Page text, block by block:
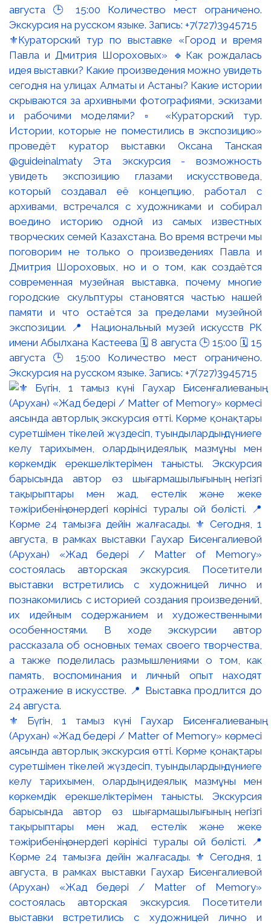
⚜️Кураторский тур по выставке «Город и время
Павла и Дмитрия Шороховых» 🔹Как рождалась
идея выставки? Какие произведения можно увидеть
сегодня на улицах Алматы и Астаны? Какие истории
скрываются за архивными фотографиями, эскизами
и рабочими моделями? ▫️ «Кураторский тур.
Истории, которые не поместились в экспозицию»
проведёт куратор выставки Оксана Танская
@guideinalmaty Эта экскурсия - возможность
увидеть экспозицию глазами искусствоведа,
который создавал её концепцию, работал с
архивами, встречался с художниками и собирал
воедино историю одной из самых известных
творческих семей Казахстана. Во время встречи мы
поговорим не только о произведениях Павла и
Дмитрия Шороховых, но и о том, как создаётся
современная музейная выставка, почему многие
городские скульптуры становятся частью нашей
памяти и что остаётся за пределами музейной
экспозиции. 📍 Национальный музей искусств РК
имени Абылхана Кастеева 🗓 8 августа 🕒 15:00 🗓 15
августа 🕒 15:00 Количество мест ограничено.
Экскурсия на русском языке. Запись: +7(727)3945715
⚜️ Бүгін, 1 тамыз күні Гаухар Бисенғалиеваның
(Арухан) «Жад бедері / Matter of Memory» көрмесі
аясында авторлық экскурсия өтті. Көрме қонақтары
суретшімен тікелей жүздесіп, туындылардың дүниеге
келу тарихымен, олардың идеялық мазмұны мен
көркемдік ерекшеліктерімен танысты. Экскурсия
барысында автор өз шығармашылығының негізгі
тақырыптары мен жад, естелік және жеке
тәжірибенің өнердегі көрінісі туралы ой бөлісті. 📍
Көрме 24 тамызға дейін жалғасады. ⚜️ Сегодня, 1
августа, в рамках выставки Гаухар Бисенгалиевой
(Арухан) «Жад бедері / Matter of Memory»
состоялась авторская экскурсия. Посетители
выставки встретились с художницей лично и